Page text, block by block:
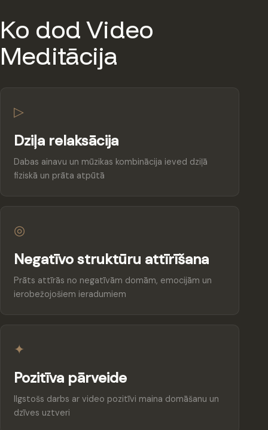
Ko dod Video
Meditācija
▷
Dziļa relaksācija
Dabas ainavu un mūzikas kombinācija ieved dziļā
fiziskā un prāta atpūtā
◎
Negatīvo struktūru attīrīšana
Prāts attīrās no negatīvām domām, emocijām un
ierobežojošiem ieradumiem
✦
Pozitīva pārveide
Ilgstošs darbs ar video pozitīvi maina domāšanu un
dzīves uztveri